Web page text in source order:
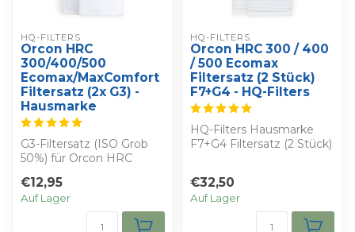
HQ-FILTERS
Orcon HRC
300/400/500
Ecomax/MaxComfort
Filtersatz (2x G3) -
Hausmarke
G3-Filtersatz (ISO Grob
50%) für Orcon HRC
(Ecomax/MaxComfort).
Güns...
€12,95
Auf Lager
HQ-FILTERS
Orcon HRC 300 / 400
/ 500 Ecomax
Filtersatz (2 Stück)
F7+G4 - HQ-Filters
HQ-Filters Hausmarke
F7+G4 Filtersatz (2 Stück)
€32,50
Auf Lager